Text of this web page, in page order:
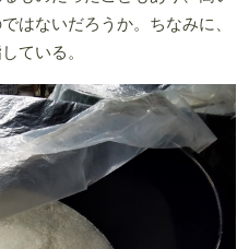
はないだろうか。ちなみに、
ている。